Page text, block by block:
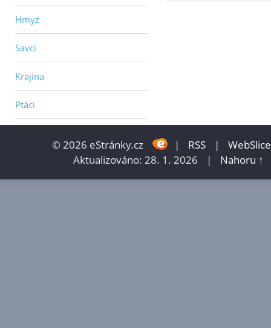
Hmyz
Savci
Krajina
Ptáci
© 2026 eStránky.cz | RSS |
WebSlice
Aktualizováno: 28. 1. 2026
| Nahoru ↑